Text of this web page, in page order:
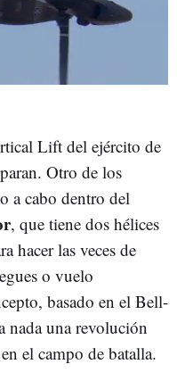
Lift del ejército de
Otro de los
a cabo dentro del
, que tiene dos hélices
hacer las veces de
o vuelo
basado en el Bell-
nada una revolución
el campo de batalla.